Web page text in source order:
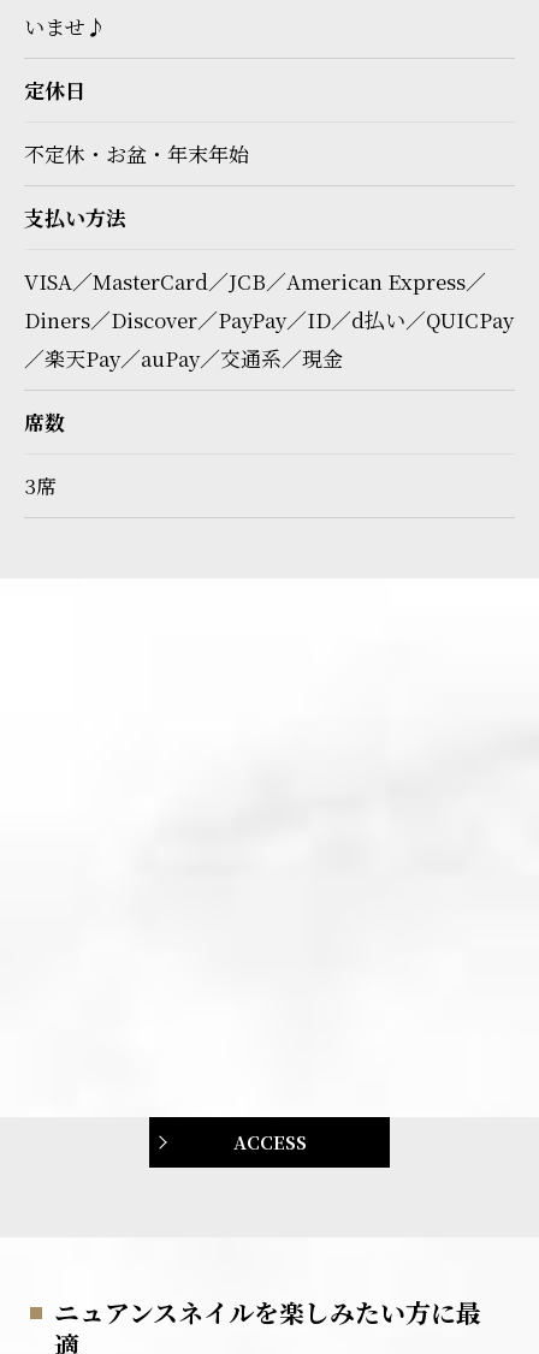
いませ♪
定休日
不定休・お盆・年末年始
支払い方法
VISA／MasterCard／JCB／American Express／
Diners／Discover／PayPay／ID／d払い／QUICPay
／楽天Pay／auPay／交通系／現金
席数
3席
ACCESS
ニュアンスネイルを楽しみたい方に最
適